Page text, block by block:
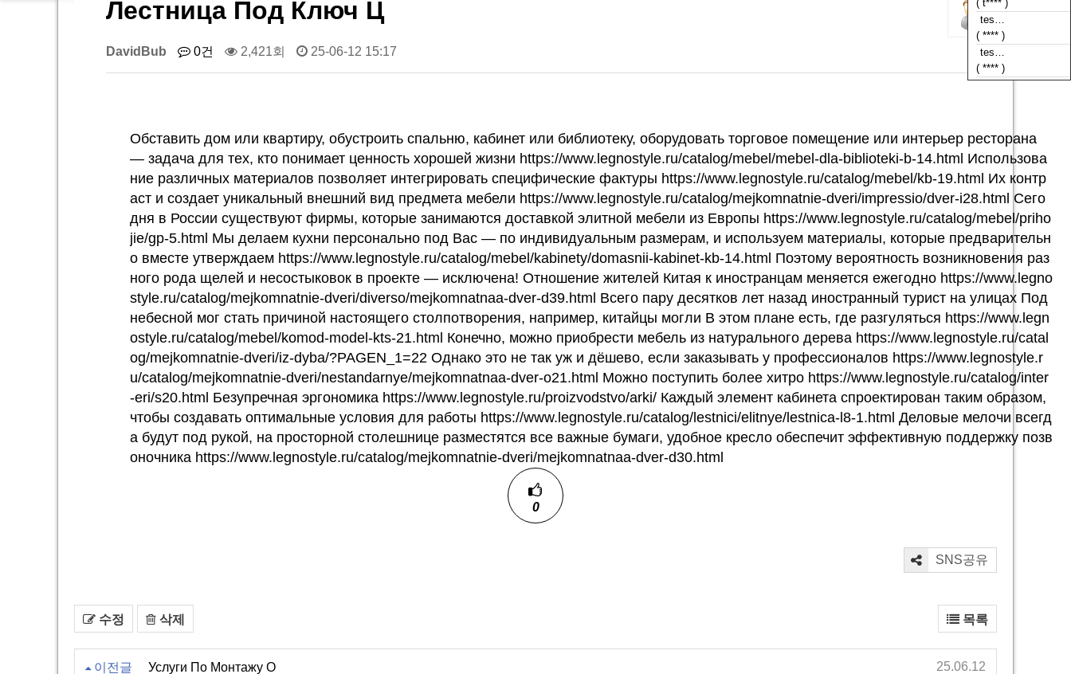
Лестница Под Ключ Ц
DavidBub 0건 2,421회 25-06-12 15:17
Обставить дом или квартиру, обустроить спальню, кабинет или библиотеку, оборудовать торговое помещение или интерьер ресторана
— задача для тех, кто понимает ценность хорошей жизни https://www.legnostyle.ru/catalog/mebel/mebel-dla-biblioteki-b-14.html Использова
ние различных материалов позволяет интегрировать специфические фактуры https://www.legnostyle.ru/catalog/mebel/kb-19.html Их контр
аст и создает уникальный внешний вид предмета мебели https://www.legnostyle.ru/catalog/mejkomnatnie-dveri/impressio/dver-i28.html Сего
дня в России существуют фирмы, которые занимаются доставкой элитной мебели из Европы https://www.legnostyle.ru/catalog/mebel/priho
jie/gp-5.html Мы делаем кухни персонально под Вас — по индивидуальным размерам, и используем материалы, которые предварительн
о вместе утверждаем https://www.legnostyle.ru/catalog/mebel/kabinety/domasnii-kabinet-kb-14.html Поэтому вероятность возникновения раз
ного рода щелей и несостыковок в проекте — исключена! Отношение жителей Китая к иностранцам меняется ежегодно https://www.legno
style.ru/catalog/mejkomnatnie-dveri/diverso/mejkomnatnaa-dver-d39.html Всего пару десятков лет назад иностранный турист на улицах Под
небесной мог стать причиной настоящего столпотворения, например, китайцы могли В этом плане есть, где разгуляться https://www.legn
ostyle.ru/catalog/mebel/komod-model-kts-21.html Конечно, можно приобрести мебель из натурального дерева https://www.legnostyle.ru/catal
og/mejkomnatnie-dveri/iz-dyba/?PAGEN_1=22 Однако это не так уж и дёшево, если заказывать у профессионалов https://www.legnostyle.r
u/catalog/mejkomnatnie-dveri/nestandarnye/mejkomnatnaa-dver-o21.html Можно поступить более хитро https://www.legnostyle.ru/catalog/inter
-eri/s20.html Безупречная эргономика https://www.legnostyle.ru/proizvodstvo/arki/ Каждый элемент кабинета спроектирован таким образом,
чтобы создавать оптимальные условия для работы https://www.legnostyle.ru/catalog/lestnici/elitnye/lestnica-l8-1.html Деловые мелочи всегд
а будут под рукой, на просторной столешнице разместятся все важные бумаги, удобное кресло обеспечит эффективную поддержку позв
оночника https://www.legnostyle.ru/catalog/mejkomnatnie-dveri/mejkomnatnaa-dver-d30.html
0
SNS공유
수정 삭제 목록
이전글 Услуги По Монтажу О 25.06.12
( **** )
tes…
( **** )
tes…
( **** )